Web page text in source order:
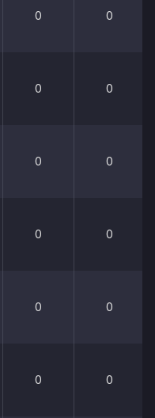
0 0
0 0
0 0
0 0
0 0
0 0